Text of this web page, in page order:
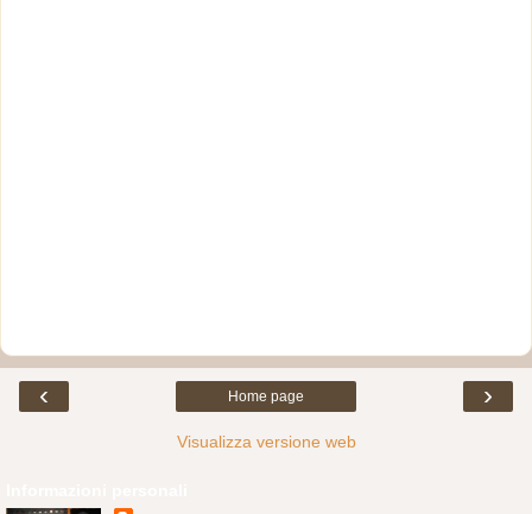
‹ ›
Home page
Visualizza versione web